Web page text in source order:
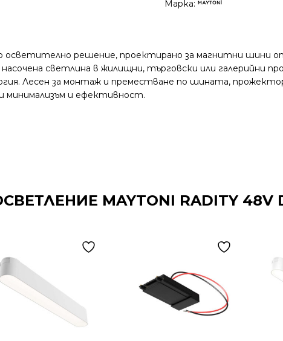
Марка:
осветително решение, проектирано за магнитни шини
светлина в жилищни, търговски или галерийни
Лесен за монтаж и преместване по шината,
минимализъм и ефективност.
MAYTONI RADITY 48V